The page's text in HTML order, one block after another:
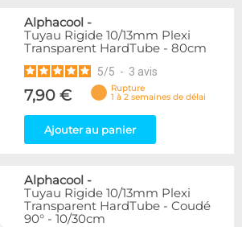
Alphacool -
Tuyau Rigide 10/13mm Plexi
Transparent HardTube - 80cm
5/5 - 3 avis
7,90 €
Rupture
1 à 2 semaines de délai
Ajouter au panier
Alphacool -
Tuyau Rigide 10/13mm Plexi
Transparent HardTube - Coudé
90° - 10/30cm